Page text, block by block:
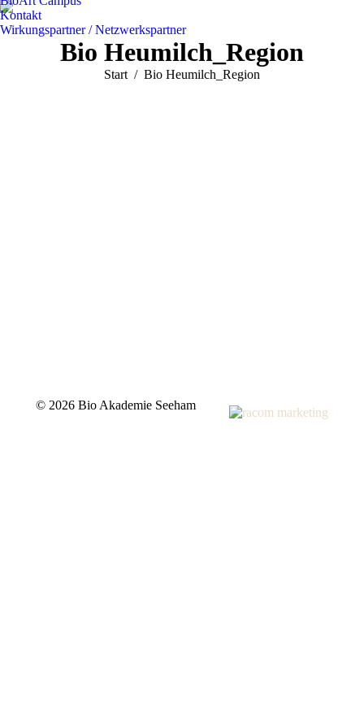
Kontakt
Wirkungspartner / Netzwerkspartner
Bio Heumilch_Region
Sie befinden sich hier:
Start Bio Heumilch_Region
© 2026 Bio Akademie Seeham